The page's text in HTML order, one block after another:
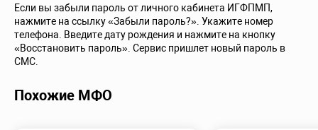
Если вы забыли пароль от личного кабинета ИГФПМП,
нажмите на ссылку «Забыли пароль?». Укажите номер
телефона. Введите дату рождения и нажмите на кнопку
«Восстановить пароль». Сервис пришлет новый пароль в
СМС.
Похожие МФО